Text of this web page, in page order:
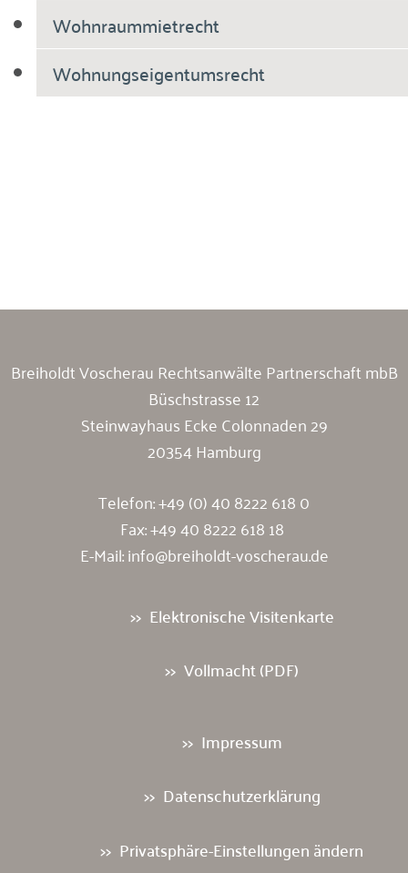
Wohnraummietrecht
Wohnungseigentumsrecht
Breiholdt Voscherau Rechtsanwälte Partnerschaft mbB
Büschstrasse 12
Steinwayhaus Ecke Colonnaden 29
20354 Hamburg
Telefon:+49 (0) 40 8222 618 0
Fax: +49 40 8222 618 18
E-Mail:info@breiholdt-voscherau.de
Elektronische Visitenkarte
Vollmacht (PDF)
Impressum
Datenschutzerklärung
Privatsphäre-Einstellungen ändern